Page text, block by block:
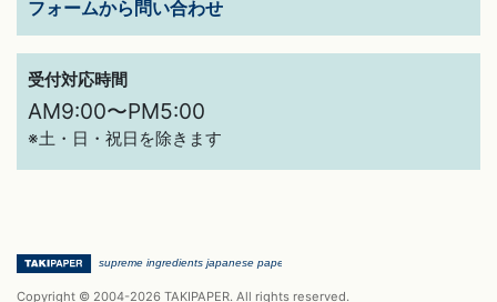
フォームから問い合わせ
受付対応時間
AM9:00〜PM5:00
※土・日・祝日を除きます
Copyright © 2004-2026 TAKIPAPER. All rights reserved.